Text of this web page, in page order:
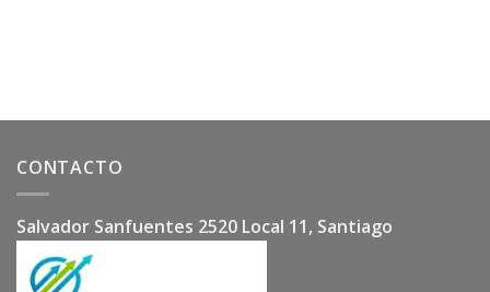
CONTACTO
Salvador Sanfuentes 2520 Local 11, Santiago